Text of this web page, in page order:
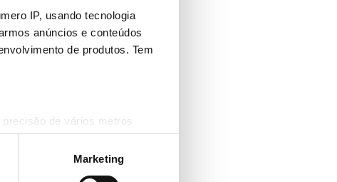
IP, usando tecnologia
anúncios e conteúdos
de produtos. Tem
de vários metros
(impressão digital)
na
secção de detalhes
Marketing